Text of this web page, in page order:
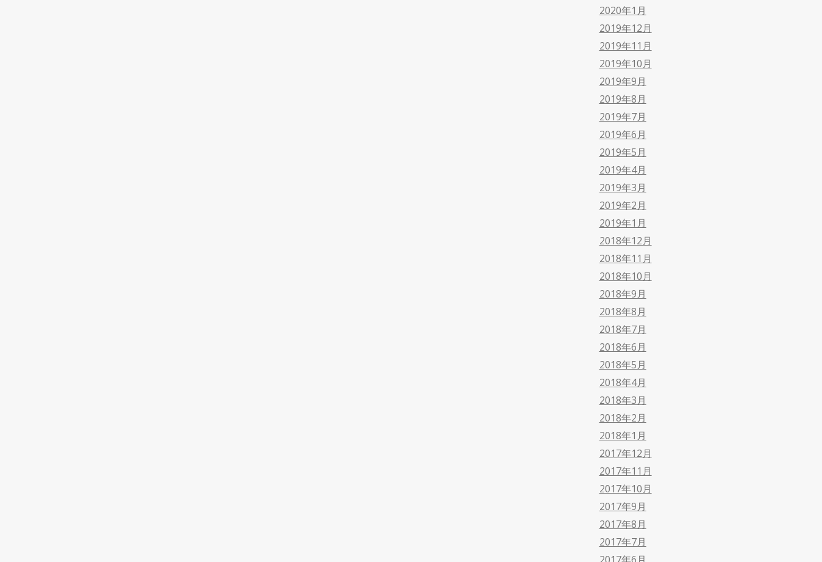
2020年1月
2019年12月
2019年11月
2019年10月
2019年9月
2019年8月
2019年7月
2019年6月
2019年5月
2019年4月
2019年3月
2019年2月
2019年1月
2018年12月
2018年11月
2018年10月
2018年9月
2018年8月
2018年7月
2018年6月
2018年5月
2018年4月
2018年3月
2018年2月
2018年1月
2017年12月
2017年11月
2017年10月
2017年9月
2017年8月
2017年7月
2017年6月